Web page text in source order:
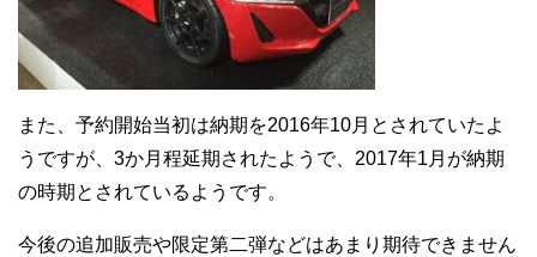
また、予約開始当初は納期を2016年10月とされていたよ
うですが、3か月程延期されたようで、2017年1月が納期
の時期とされているようです。
今後の追加販売や限定第二弾などはあまり期待できません